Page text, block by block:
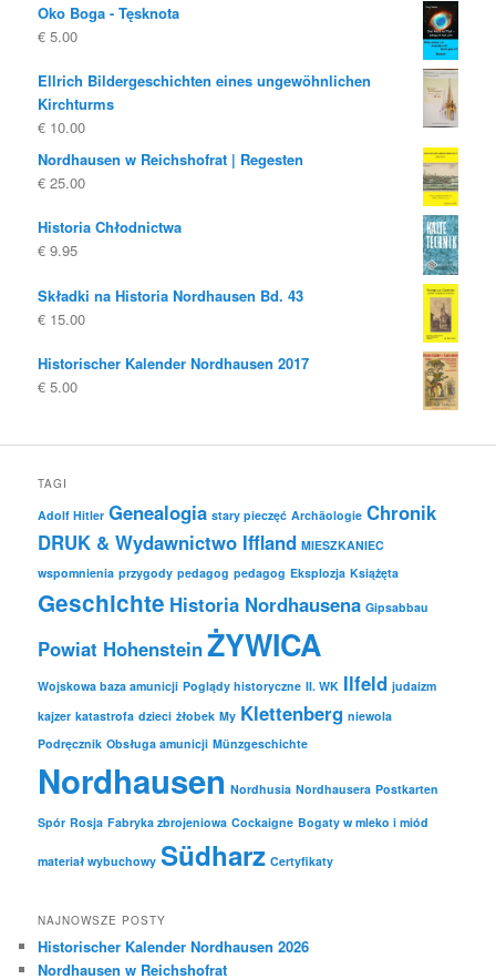
Oko Boga - Tęsknota
€ 5.00
Ellrich Bildergeschichten eines ungewöhnlichen
Kirchturms
€ 10.00
Nordhausen w Reichshofrat | Regesten
€ 25.00
Historia Chłodnictwa
€ 9.95
Składki na Historia Nordhausen Bd. 43
€ 15.00
Historischer Kalender Nordhausen 2017
€ 5.00
TAGI
Adolf Hitler Genealogia stary pieczęć Archäologie Chronik
DRUK & Wydawnictwo Iffland MIESZKANIEC
wspomnienia przygody pedagog pedagog Eksplozja Książęta
Geschichte Historia Nordhausena Gipsabbau
Powiat HohensteinŻYWICA
Wojskowa baza amunicji Poglądy historyczne II. WK Ilfeld judaizm
kajzer katastrofa dzieci żłobek My Klettenberg niewola
Podręcznik Obsługa amunicji Münzgeschichte
Nordhausen Nordhusia Nordhausera Postkarten
Spór Rosja Fabryka zbrojeniowa Cockaigne Bogaty w mleko i miód
materiał wybuchowy Südharz Certyfikaty
NAJNOWSZE POSTY
Historischer Kalender Nordhausen 2026
Nordhausen w Reichshofrat